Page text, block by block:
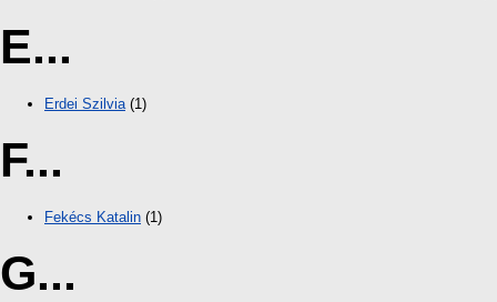
E...
Erdei Szilvia(1)
F...
Fekécs Katalin (1)
G...